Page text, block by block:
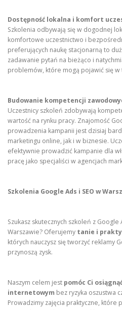
Dostępność lokalna i komfort
Szkolenia odbywają się w dogodnej
komfortowe uczestnictwo i
preferujących naukę stacjonarną to
zadawanie pytań na bieżąco i
problemów, które mogą pojawić się w
Budowanie kompetencji
Uczestnicy szkoleń zdobywają
wartość na rynku pracy. Znajomość
prowadzenia kampanii jest dzisiaj
marketingu online, jak i w biznesie.
efektywnie prowadzić kampanie dla
pracę jako specjaliści w agencjach
Szkolenia Google Ads i SEO w
Szukasz skutecznych szkoleń z
Warszawie? Oferujemy tanie i
których nauczysz się tworzyć reklamy
przynoszą zysk.
Naszym celem jest pomóc Ci
internetowym bez ryzyka oszustwa
Prowadzimy zajęcia praktyczne, które